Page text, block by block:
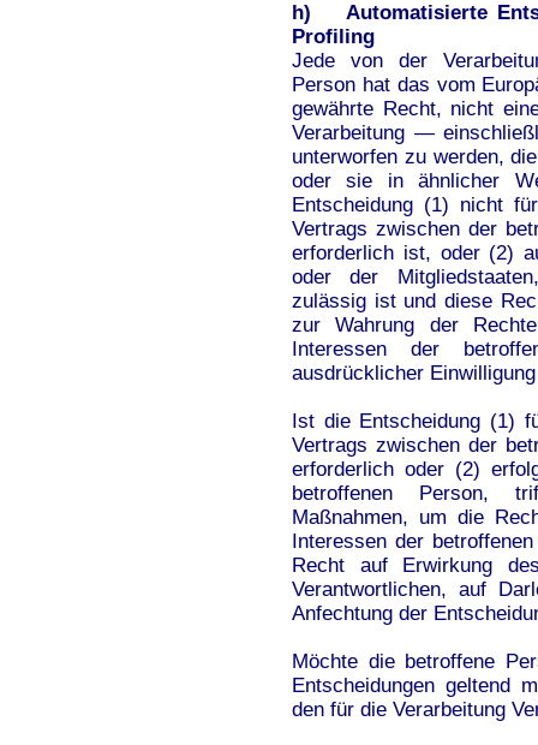
h) Automatisierte
Profiling
Jede von der
Person hat das vom
gewährte Recht, nicht
Verarbeitung —
unterworfen zu werden,
oder sie in ähnlicher
Entscheidung (1) nicht
Vertrags zwischen der
erforderlich ist, oder (2)
oder der
zulässig ist und diese
zur Wahrung der
Interessen der
ausdrücklicher
Ist die Entscheidung (1)
Vertrags zwischen der
erforderlich oder (2)
betroffenen Person,
Maßnahmen, um die
Interessen der
Recht auf Erwirkung
Verantwortlichen, auf
Anfechtung der
Möchte die betroffene
Entscheidungen geltend
den für die Verarbeitung